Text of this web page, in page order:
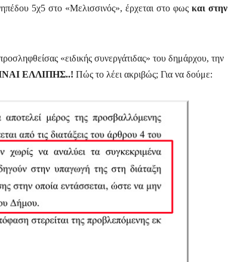
5χ5 στο «Μελισσινός», έρχεται στο φως και στην
«ειδικής συνεργάτιδας» του δημάρχου, την
ΕΙΝΑΙ ΕΛΛΙΠΗΣ..! Πώς το λέει ακριβώς; Για να δούμε: